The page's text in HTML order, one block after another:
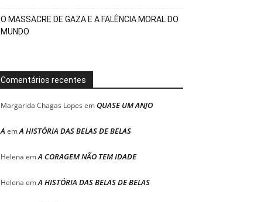
O MASSACRE DE GAZA E A FALÊNCIA MORAL DO
MUNDO
Comentários recentes
Margarida Chagas Lopes emQUASE UM ANJO
A emA HISTÓRIA DAS BELAS DE BELAS
Helena emA CORAGEM NÃO TEM IDADE
Helena emA HISTÓRIA DAS BELAS DE BELAS